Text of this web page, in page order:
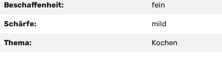
Beschaffenheit: fein
Schärfe: mild
Thema: Kochen